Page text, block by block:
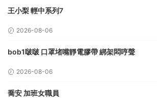
王小梨 輕中系列7
2026-08-06
bob1啵啵 口罩堵嘴靜電膠帶 綁架悶哼聲
2026-08-06
喬安 加班女職員